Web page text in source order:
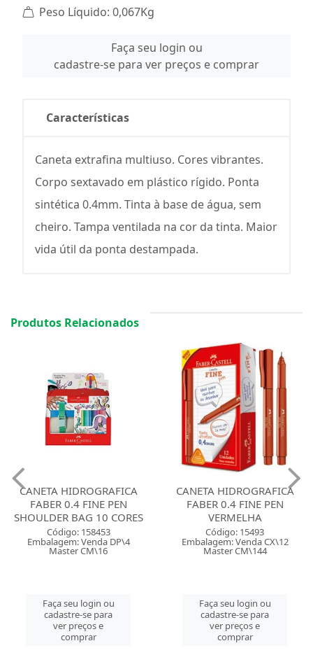
Peso Líquido: 0,067Kg
Faça seu login ou
cadastre-se para ver preços e comprar
Características
Caneta extrafina multiuso. Cores vibrantes.
Corpo sextavado em plástico rígido. Ponta
sintética 0.4mm. Tinta à base de água, sem
cheiro. Tampa ventilada na cor da tinta. Maior
vida útil da ponta destampada.
Produtos Relacionados
CANETA HIDROGRAFICA
FABER 0.4 FINE PEN
SHOULDER BAG 10 CORES
Código: 158453
Embalagem: Venda DP\4
Master CM\16
Faça seu login ou
cadastre-se para
ver preços e
comprar
CANETA HIDROGRAFICA
FABER 0.4 FINE PEN
VERMELHA
Código: 15493
Embalagem: Venda CX\12
Master CM\144
Faça seu login ou
cadastre-se para
ver preços e
comprar